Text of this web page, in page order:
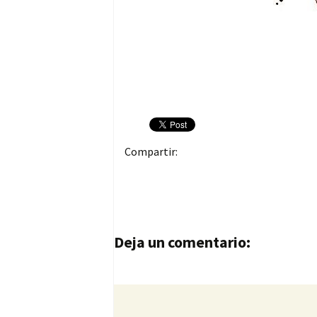
Compartir:
Navegación de
Deja un comentario: